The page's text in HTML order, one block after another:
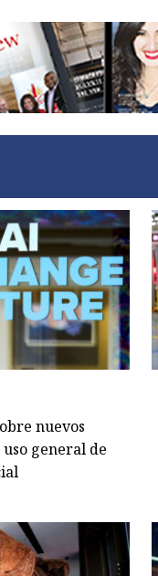
nuevos
general de